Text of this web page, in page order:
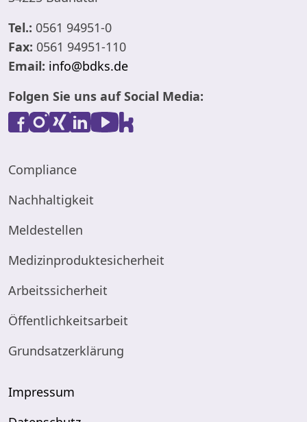
Tel.: 0561 94951-0
Fax: 0561 94951-110
Email: info@bdks.de
Folgen Sie uns auf Social Media:
Compliance
Nachhaltigkeit
Meldestellen
Medizinproduktesicherheit
Arbeitssicherheit
Öffentlichkeitsarbeit
Grundsatzerklärung
Impressum